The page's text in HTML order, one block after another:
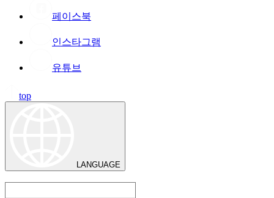
페이스북
인스타그램
유튜브
top
LANGUAGE